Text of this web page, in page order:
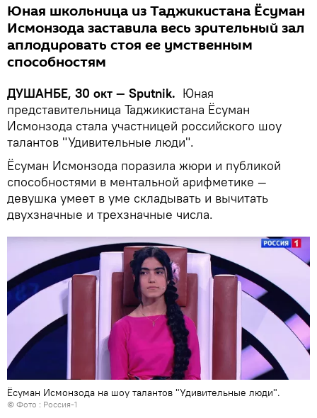
Юная школьница из Таджикистана Ёсуман
Исмонзода заставила весь зрительный зал
аплодировать стоя ее умственным
способностям
ДУШАНБЕ, 30 окт — Sputnik. Юная
представительница Таджикистана Ёсуман
Исмонзода стала участницей российского шоу
талантов "Удивительные люди".
Ёсуман Исмонзода поразила жюри и публикой
способностями в ментальной арифметике —
девушка умеет в уме складывать и вычитать
двухзначные и трехзначные числа.
Ёсуман Исмонзода на шоу талантов "Удивительные люди".
© Фото : Россия-1